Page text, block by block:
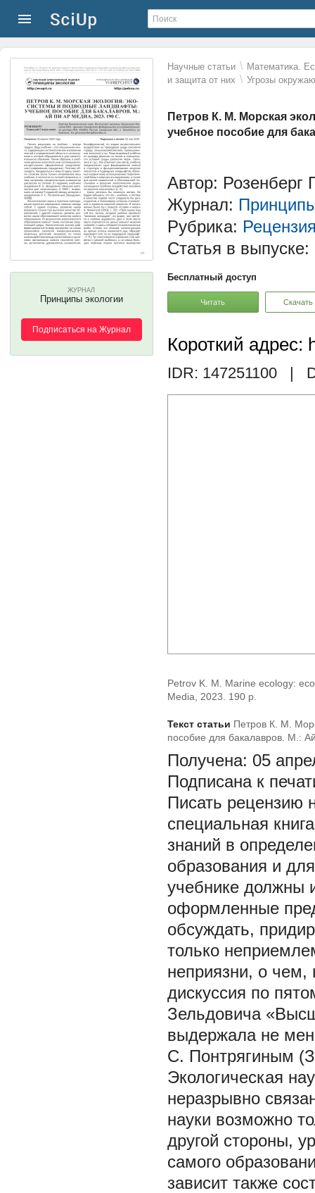
Научные статьи \ Математика.
и защита от них \ Угрозы
Петров К. М. Морская
учебное пособие для
ЖУРНАЛ
Принципы экологии
Подписаться на Журнал
Автор: Розенберг
Журнал:
Рубрика:
Статья в выпуске:
Бесплатный доступ
Читать Скачать
Короткий адрес:
IDR: 147251100 |
Petrov K. M. Marine ecology:
Media, 2023. 190 p.
Текст статьи Петров К. М.
пособие для бакалавров. М.:
Получена: 05
Подписана к
Писать рецензию
специальная
знаний в
образования и
учебнике должны
оформленные
обсуждать,
только
неприязни, о чем,
дискуссия по
Зельдовича
выдержала не
С. Понтрягиным
Экологическая
неразрывно
науки возможно
другой стороны,
самого
зависит также